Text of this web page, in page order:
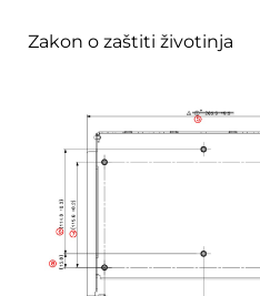
Zakon o zaštiti životinja